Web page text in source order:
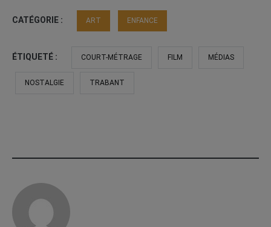
CATÉGORIE : ART ENFANCE
ÉTIQUETÉ : COURT-MÉTRAGE FILM MÉDIAS
NOSTALGIE TRABANT